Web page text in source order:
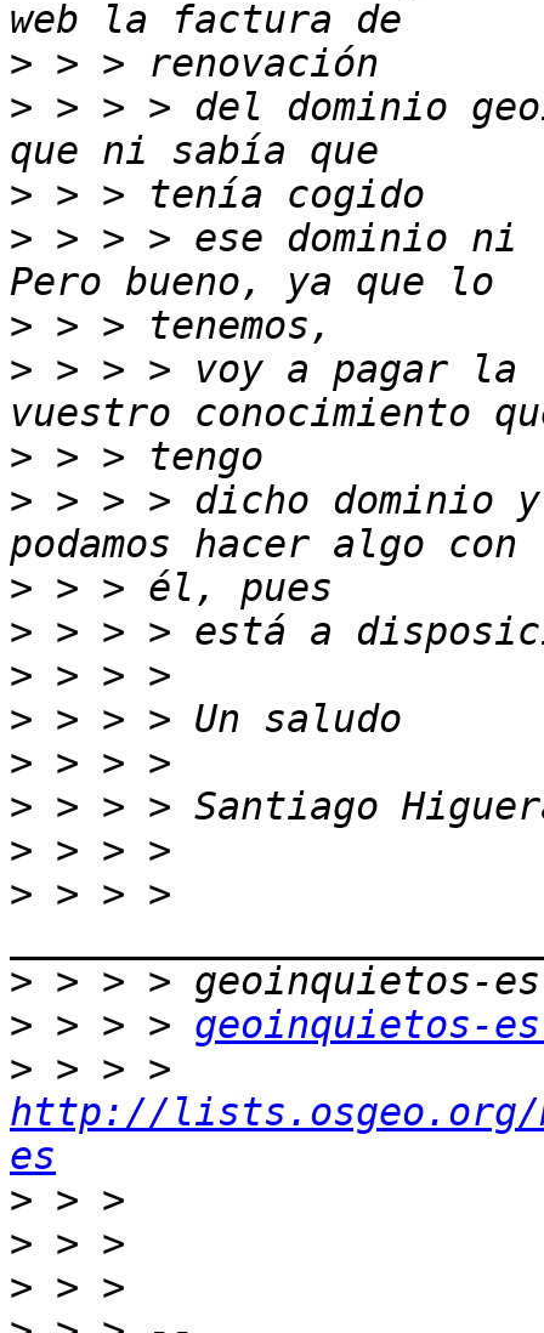
>
> > > > del dominio
>
> > > > ese dominio ni
>
> > > > voy a pagar la
>
> > > > dicho dominio
>
>
>
>
>
>
>
> > > >
>
> > > > geoinquietos-
>
http://lists.osgeo.org/
es
>
>
>